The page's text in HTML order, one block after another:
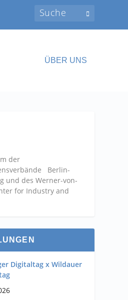
ÜBER UNS
der
Berlin-
und des Werner-von-
for Industry and
Digitaltag x Wildauer